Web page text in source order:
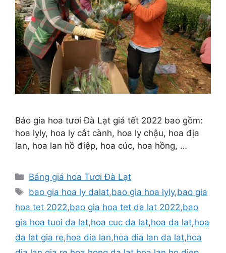
Báo gia hoa tươi Đà Lạt giá tết 2022 bao gồm:
hoa lyly, hoa ly cắt cành, hoa ly chậu, hoa địa
lan, hoa lan hồ điệp, hoa cúc, hoa hồng, …
Danh
mục
Bảng giá hoa Tươi Đà Lạt
Thẻ
bao gia hoa ly dalat,bao gia hoa lyly,bao gia
hoa tet 2022,bao gia hoa tet da lat 2022,bao
gia hoa tuoi da lat,hoa cuc da lat,hoa da lat,hoa
da lat gia re,hoa dia lan,hoa dia lan da lat,hoa